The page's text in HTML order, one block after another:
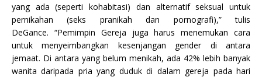
yang ada (seperti kohabitasi) dan alternatif seksual untuk
pernikahan (seks pranikah dan pornografi),” tulis
DeGance. “Pemimpin Gereja juga harus menemukan cara
untuk menyeimbangkan kesenjangan gender di antara
jemaat. Di antara yang belum menikah, ada 42% lebih banyak
wanita daripada pria yang duduk di dalam gereja pada hari